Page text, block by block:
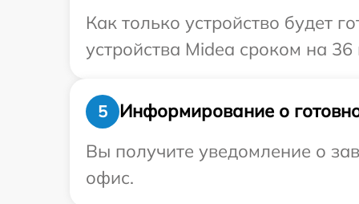
Как только устройство будет
устройства Midea сроком на 36
5
Информирование о
Вы получите уведомление о
офис.